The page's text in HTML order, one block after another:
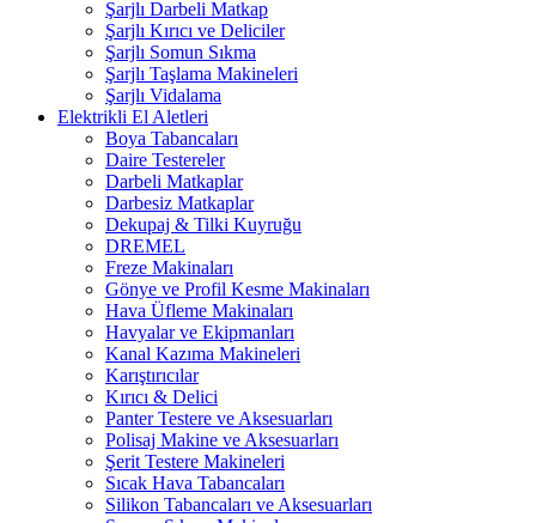
Şarjlı Darbeli Matkap
Şarjlı Kırıcı ve Deliciler
Şarjlı Somun Sıkma
Şarjlı Taşlama Makineleri
Şarjlı Vidalama
Elektrikli El Aletleri
Boya Tabancaları
Daire Testereler
Darbeli Matkaplar
Darbesiz Matkaplar
Dekupaj & Tilki Kuyruğu
DREMEL
Freze Makinaları
Gönye ve Profil Kesme Makinaları
Hava Üfleme Makinaları
Havyalar ve Ekipmanları
Kanal Kazıma Makineleri
Karıştırıcılar
Kırıcı & Delici
Panter Testere ve Aksesuarları
Polisaj Makine ve Aksesuarları
Şerit Testere Makineleri
Sıcak Hava Tabancaları
Silikon Tabancaları ve Aksesuarları